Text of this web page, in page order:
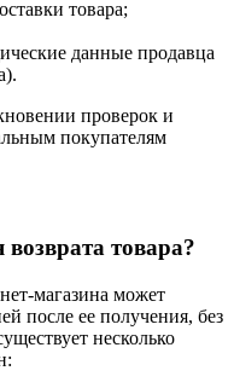
товара;
данные продавца
проверок и
покупателям
товара?
магазина может
после ее получения, без
несколько